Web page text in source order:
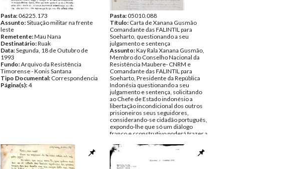
Pasta:06225.173
Assunto:Situação militar na frente
leste
Remetente:Mau Nana
Destinatário:Ruak
Data:Segunda, 18 de Outubro de
1993
Fundo:Arquivo da Resistência
Timorense - Konis Santana
Tipo Documental: Correspondencia
Página(s):4
Pasta:05010.088
Título: Carta de Xanana Gusmão
Comandante das FALINTIL para
Soeharto, questionando a seu
julgamento e sentença
Assunto:Kay Rala Xanana Gusmão,
Membro do Conselho Nacional da
Resistência Maubere- CNRM e
Comandante das FALINTIL para
Soeharto, Presidente da República
Indonésia questionando a seu
julgamento e sentença, solicitando
ao Chefe de Estado indonésio a
libertação incondicional dos outros
prisioneiros seus seguidores,
considerando-se cidadão português,
expondo-lhe que só um diálogo
franco e cconstrutivo poderá trazer a
Data:
Domingo, 31 de Outubro de
1993
Fundo:
Arquivo da Resistência